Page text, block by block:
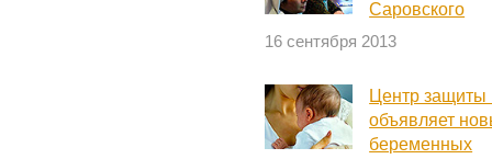
Саровского
16 сентября 2013
Центр защиты
объявляет
беременных